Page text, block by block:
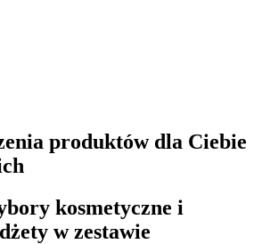
produktów dla Ciebie
kosmetyczne i
w zestawie